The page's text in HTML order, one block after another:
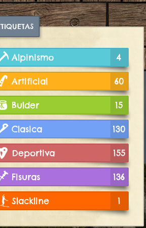
ETIQUETAS
Alpinismo 4
Artificial 60
Bulder 15
Clasica 130
Deportiva 155
Fisuras 136
Slackline 1